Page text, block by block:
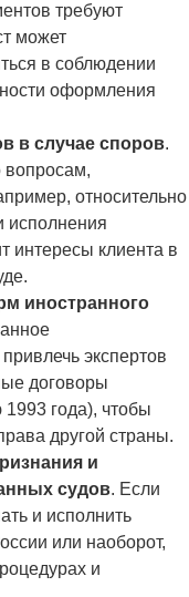
требуют
может
в соблюдении
оформления
в случае споров.
вопросам,
относительно
исполнения
интересы клиента в
иностранного
экспертов
договоры
года), чтобы
другой страны.
и
судов. Если
и исполнить
или наоборот,
и